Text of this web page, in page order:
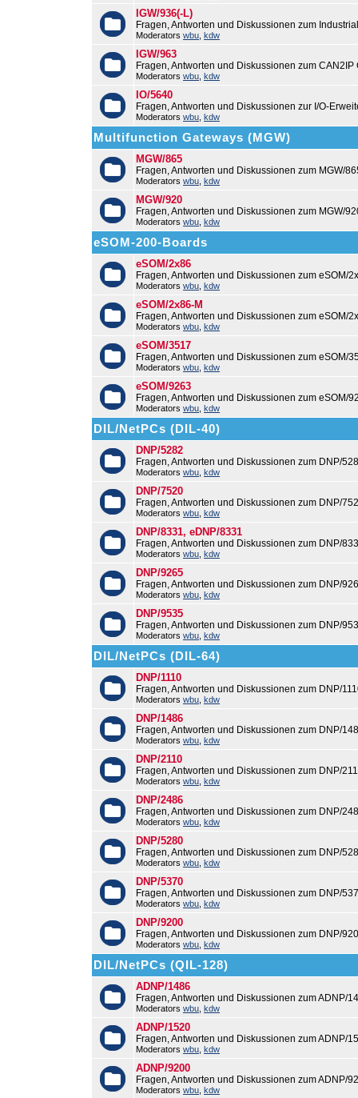
IGW/936(-L)
Fragen, Antworten und Diskussionen zum
Moderators wbu kdw
IGW/963
Fragen, Antworten und Diskussionen zum CAN2IP
Moderators wbu kdw
IO/5640
Fragen, Antworten und Diskussionen zur I/O-
Moderators wbu kdw
Multifunction Gateways (MGW)
MGW/865
Fragen, Antworten und Diskussionen zum MGW/
Moderators wbu kdw
MGW/920
Fragen, Antworten und Diskussionen zum MGW/
Moderators wbu kdw
eSOM-200-Boards
eSOM/2x86
Fragen, Antworten und Diskussionen zum eSOM/
Moderators wbu kdw
eSOM/2x86-M
Fragen, Antworten und Diskussionen zum eSOM/
Moderators wbu kdw
eSOM/3517
Fragen, Antworten und Diskussionen zum eSOM/
Moderators wbu kdw
eSOM/9263
Fragen, Antworten und Diskussionen zum eSOM/
Moderators wbu kdw
DIL/NetPCs (DIL-40)
DNP/5282
Fragen, Antworten und Diskussionen zum DNP/
Moderators wbu kdw
DNP/7520
Fragen, Antworten und Diskussionen zum DNP/
Moderators wbu kdw
DNP/8331, eDNP/8331
Fragen, Antworten und Diskussionen zum DNP/
Moderators wbu kdw
DNP/9265
Fragen, Antworten und Diskussionen zum DNP/
Moderators wbu kdw
DNP/9535
Fragen, Antworten und Diskussionen zum DNP/
Moderators wbu kdw
DIL/NetPCs (DIL-64)
DNP/1110
Fragen, Antworten und Diskussionen zum DNP/
Moderators wbu kdw
DNP/1486
Fragen, Antworten und Diskussionen zum DNP/
Moderators wbu kdw
DNP/2110
Fragen, Antworten und Diskussionen zum DNP/
Moderators wbu kdw
DNP/2486
Fragen, Antworten und Diskussionen zum DNP/
Moderators wbu kdw
DNP/5280
Fragen, Antworten und Diskussionen zum DNP/
Moderators wbu kdw
DNP/5370
Fragen, Antworten und Diskussionen zum DNP/
Moderators wbu kdw
DNP/9200
Fragen, Antworten und Diskussionen zum DNP/
Moderators wbu kdw
DIL/NetPCs (QIL-128)
ADNP/1486
Fragen, Antworten und Diskussionen zum ADNP/
Moderators wbu kdw
ADNP/1520
Fragen, Antworten und Diskussionen zum ADNP/
Moderators wbu kdw
ADNP/9200
Fragen, Antworten und Diskussionen zum ADNP/
Moderators wbu kdw